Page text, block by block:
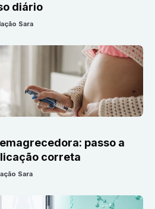
diário
Sara
passo a
correta
Sara